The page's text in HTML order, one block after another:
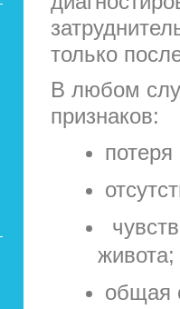
только
В любом
признаков:
живота;
общая